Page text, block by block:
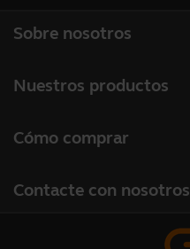
Sobre nosotros
Sostenibilidad
Nuestros productos
Cámaras de conferencia
Cómo comprar
Contacte con nosotros